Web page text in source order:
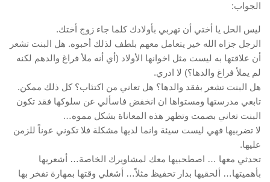
الجواب:
ليس الحل يا أختي أن تهربي بأولادك كلما جاء زوج أختك.
الرجل جزاه الله خير يتعامل معهم بلطف لذلك أحبوه. هل البنت تشعر
أن علاقتها به ليست مثل اخوانها الأولاد (أي أنه ملأ فراغ والدهم لكنه
لم يملأ فراغ والدها؟) لا ادري.
هل البنت تشعر بفقد والدها؟ هل تعاني من اكتئاب؟ كل ذلك ممكن.
تابعي مدرستها ومستواها ان انخفض فاسألي عن سلوكها فقد تكون
البنت تعاني بصمت وتظهر هذه المعاناة بشكل مموه…
لا تضربيها فهي ليست سيئة وانما لديها مشكلة فلا تكوني عوناً للزمن
عليها.
تحدثي معها … اصطحبيها معك لمشاويرك الخاصة… أشعريها
بأهميتها… ألحقيها بدار تحفيظ مثلاً… أشغلي وقتها بمهارة تفخر بها